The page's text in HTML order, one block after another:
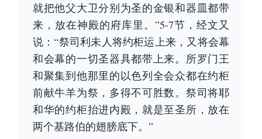
就把他父大卫分别为圣的金银和器皿都带
来，放在神殿的府库里。”5-7节，经文又
说：“祭司利未人将约柜运上来，又将会幕
和会幕的一切圣器具都带上来。所罗门王
和聚集到他那里的以色列全会众都在约柜
前献牛羊为祭，多得不可胜数。祭司将耶
和华的约柜抬进内殿，就是至圣所，放在
两个基路伯的翅膀底下。”